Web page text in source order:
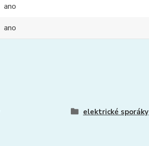
ano
ano
elektrické sporáky